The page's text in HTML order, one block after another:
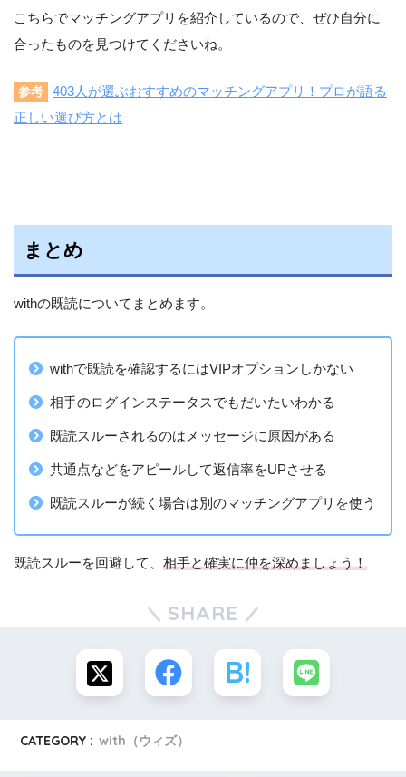
こちらでマッチングアプリを紹介しているので、ぜひ自分に
合ったものを見つけてくださいね。
参考
403人が選ぶおすすめのマッチングアプリ！プロが語る
正しい選び方とは
まとめ
withの既読についてまとめます。
withで既読を確認するにはVIPオプションしかない
相手のログインステータスでもだいたいわかる
既読スルーされるのはメッセージに原因がある
共通点などをアピールして返信率をUPさせる
既読スルーが続く場合は別のマッチングアプリを使う
既読スルーを回避して、 相手と確実に仲を深めましょう！
SHARE
CATEGORY : with（ウィズ）